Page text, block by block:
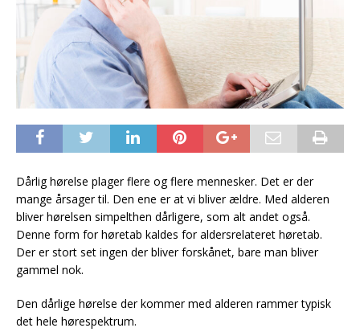
Dårlig hørelse plager flere og flere mennesker. Det er der
mange årsager til. Den ene er at vi bliver ældre. Med alderen
bliver hørelsen simpelthen dårligere, som alt andet også.
Denne form for høretab kaldes for aldersrelateret høretab.
Der er stort set ingen der bliver forskånet, bare man bliver
gammel nok.
Den dårlige hørelse der kommer med alderen rammer typisk
det hele hørespektrum.